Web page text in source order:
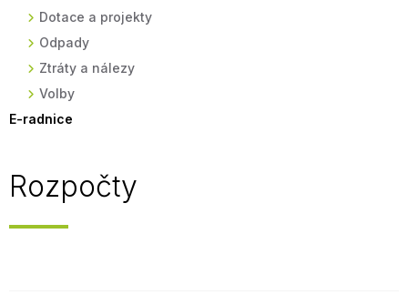
Dotace a projekty
Odpady
Ztráty a nálezy
Volby
E-radnice
Rozpočty